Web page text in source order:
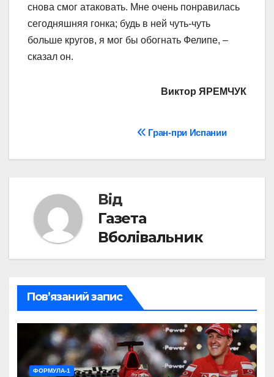
снова смог атаковать. Мне очень понравилась
сегодняшняя гонка; будь в ней чуть-чуть
больше кругов, я мог бы обогнать Фелипе, –
сказал он.
Виктор ЯРЕМЧУК
записів
Гран-при Испании
Від
Газета
Вболівальник
Пов’язаний запис
ФОРМУЛА-1